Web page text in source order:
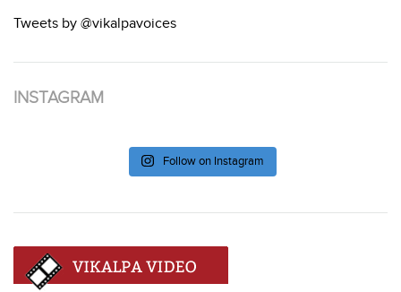
Tweets by @vikalpavoices
INSTAGRAM
Follow on Instagram